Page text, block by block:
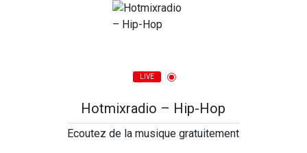
LIVE
Hotmixradio – Hip-Hop
Ecoutez de la musique gratuitement